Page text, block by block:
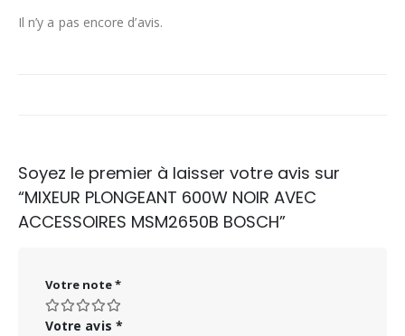
Il n’y a pas encore d’avis.
Soyez le premier à laisser votre avis sur
“MIXEUR PLONGEANT 600W NOIR AVEC
ACCESSOIRES MSM2650B BOSCH”
Votre note*
Votre avis *